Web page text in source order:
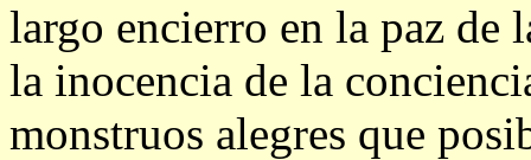
largo encierro en la paz de
la inocencia de la
monstruos alegres que